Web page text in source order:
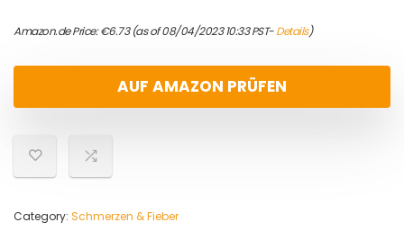
Amazon.de Price:€6.73(as of 08/04/2023 10:33 PST-Details)
AUF AMAZON PRÜFEN
Category: Schmerzen & Fieber